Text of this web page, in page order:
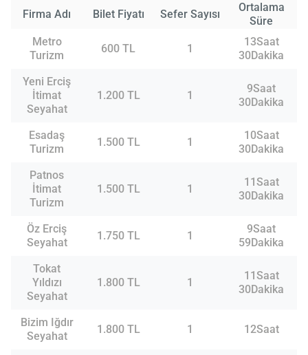
Firma Adı Bilet Fiyatı Sefer Sayısı
Ortalama
Süre
Metro
Turizm
600 TL 1
13Saat
30Dakika
Yeni Erciş
İtimat
Seyahat
1.200 TL 1
9Saat
30Dakika
Esadaş
Turizm
1.500 TL 1
10Saat
30Dakika
Patnos
İtimat
Turizm
1.500 TL 1
11Saat
30Dakika
Öz Erciş
Seyahat
1.750 TL 1
9Saat
59Dakika
Tokat
Yıldızı
Seyahat
1.800 TL 1
11Saat
30Dakika
Bizim Iğdır
Seyahat
1.800 TL 1 12Saat